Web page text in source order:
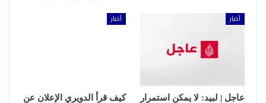
أخبار
عاجل | لبيد: لا يمكن استمرار
أخبار
كيف قرأ الدويري الإعلان عن